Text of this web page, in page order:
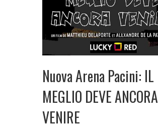
Nuova Arena Pacini: IL
MEGLIO DEVE ANCORA
VENIRE